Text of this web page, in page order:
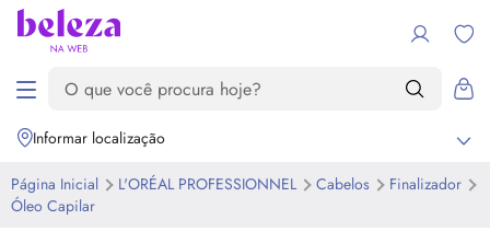
Informar localização
Página Inicial L'ORÉAL PROFESSIONNEL Cabelos
Finalizador
Óleo Capilar